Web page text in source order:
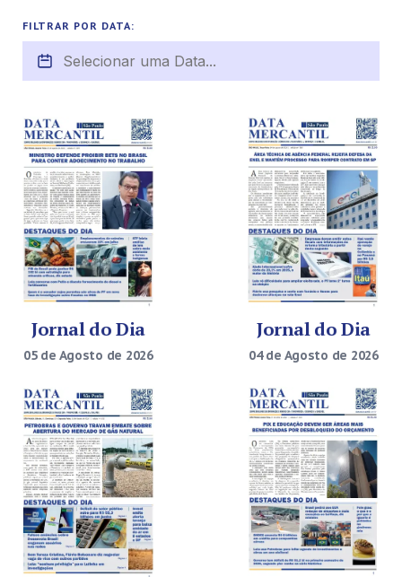
FILTRAR POR DATA:
Jornal do Dia
05 de Agosto de 2026
Jornal do Dia
04 de Agosto de 2026